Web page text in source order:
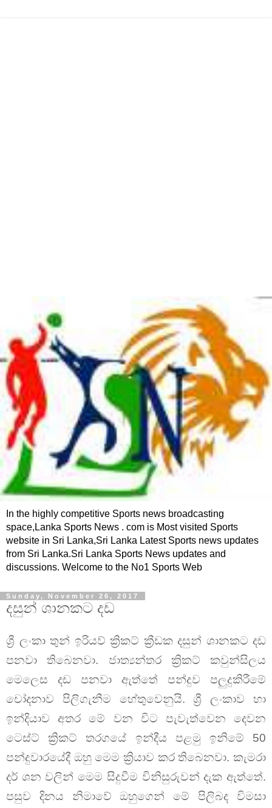
In the highly competitive Sports news broadcasting
space,Lanka Sports News . com is Most visited Sports
website in Sri Lanka,Sri Lanka Latest Sports news updates
from Sri Lanka.Sri Lanka Sports News updates and
discussions. Welcome to the No1 Sports Web
Sunday, November 26, 2017
දසුන් ශානකට දඩ
ශ්‍රී ලංකා තුන් ඉරියව් ක්‍රිකට් ක්‍රීඩක දසුන් ශානකට දඩ
පනවා තිබෙනවා. ජාත්‍යන්තර ක්‍රිකට් කවුන්සිලය
මෙලෙස දඩ පනවා ඇත්තේ පන්දුව පලුදුකිරීමේ
චෝදනාව පිලිගැනීම හේතුවෙනුයි. ශ්‍රී ලංකාව හා
ඉන්දියාව අතර මේ වන විට පැවැත්වෙන දෙවන
ටෙස්ට් ක්‍රිකට් තරගයේ ඉන්දීය පළමු ඉනිමේ 50
පන්දුවාරයේදී ඔහු මෙම ක්‍රියාව කර තිබෙනවා. කැමරා
දර් ශන වලින් මෙම සිදුවීම විනිසුරුවන් දැක ඇත්තේ.
පසුව දිනය නිමාවේ ඔහුගෙන් මේ පිලිබද විමසා